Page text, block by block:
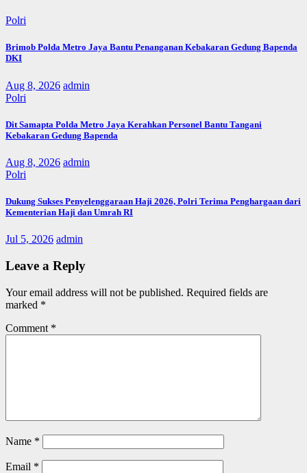
Polri
Brimob Polda Metro Jaya Bantu Penanganan Kebakaran Gedung Bapenda
DKI
Aug 8, 2026 admin
Polri
Dit Samapta Polda Metro Jaya Kerahkan Personel Bantu Tangani
Kebakaran Gedung Bapenda
Aug 8, 2026 admin
Polri
Dukung Sukses Penyelenggaraan Haji 2026, Polri Terima Penghargaan dari
Kementerian Haji dan Umrah RI
Jul 5, 2026 admin
Leave a Reply
Your email address will not be published. Required fields are
marked *
Comment *
Name *
Email *